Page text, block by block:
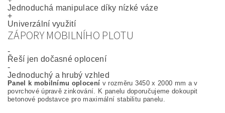
Jednoduchá manipulace díky nízké váze
+
Univerzální využití
ZÁPORY MOBILNÍHO PLOTU
-
Řeší jen dočasné oplocení
-
Jednoduchý a hrubý vzhled
Panel k mobilnímu oplocení v rozměru 3450 x 2000 mm a v
povrchové úpravě zinkování. K panelu doporučujeme dokoupit
betonové podstavce pro maximální stabilitu panelu.